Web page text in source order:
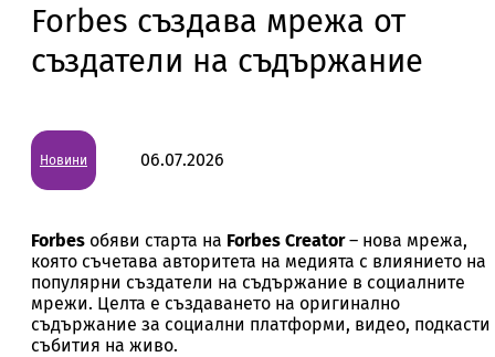
Forbes създава мрежа от
създатели на съдържание
Новини 06.07.2026
Forbes обяви старта на Forbes Creator– нова мрежа,
която съчетава авторитета на медията с влиянието на
популярни създатели на съдържание в социалните
мрежи. Целта е създаването на оригинално
съдържание за социални платформи, видео, подкасти
събития на живо.